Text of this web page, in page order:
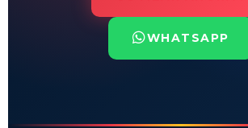
WHATSAPP